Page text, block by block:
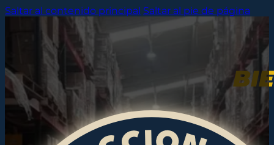
Saltar al contenido principal Saltar al pie de página